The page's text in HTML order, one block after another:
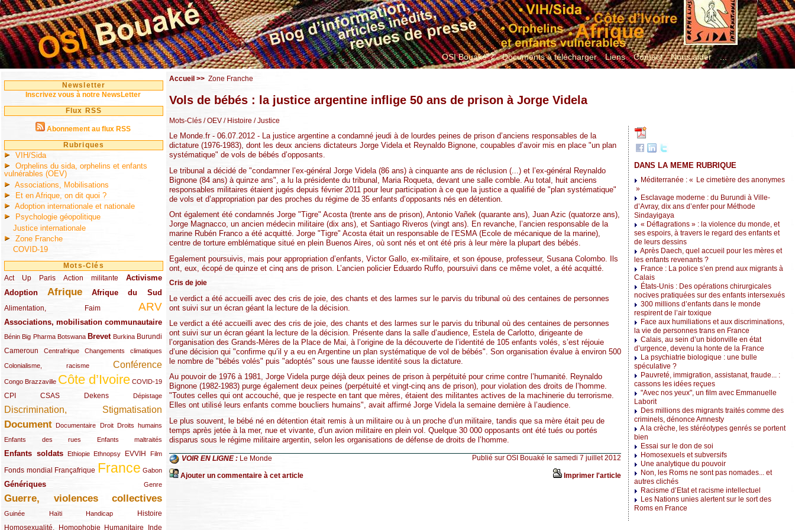
OSI Bouaké ? Documents à télécharger Liens Contact Nous aider ...
Newsletter
Inscrivez vous à notre NewsLetter
Flux RSS
Abonnement au flux RSS
Rubriques
VIH/Sida
Orphelins du sida, orphelins et enfants
vulnérables (OEV)
Associations, Mobilisations
Et en Afrique, on dit quoi ?
Adoption internationale et nationale
Psychologie géopolitique
Justice internationale
Zone Franche
COVID-19
Mots-Clés
Act Up Paris
(49/289) Action militante
(32/289) Activisme
(73/289)
Adoption
(82/289) Afrique
(161/289) Afrique du Sud
(73/289)
Alimentation, Faim
(48/289) ARV
(203/289)
Associations, mobilisation communautaire
(65/289)
Bénin
(13/289)Big Pharma
(16/289) Botswana
(9/289) Brevet
(83/289) Burkina
(18/289) Burundi
(30/289)
Cameroun
(47/289) Centrafrique
(23/289) Changements climatiques
(10/289)
Colonialisme, racisme
(19/289) Conférence
(118/289)
Congo Brazzaville
(24/289) Côte d’Ivoire
(263/289) COVID-19
(13/289)
CPI
(48/289) CSAS
(32/289) Dekens
(29/289) Dépistage
(19/289)
Discrimination, Stigmatisation
(131/289)
Document
(145/289) Documentaire
(9/289) Droit
(20/289) Droits humains
(22/289)
Enfants des rues
(21/289) Enfants maltraités
(10/289)
Enfants soldats
(68/289) Ethiopie
(12/289) Ethnopsy
(15/289) EVVIH
(55/289) Film
(22/289)
Fonds mondial
(48/289) Françafrique
(39/289) France
(289/289) Gabon
(12/289)
Génériques
(59/289) Genre
(22/289)
Guerre, violences collectives
(149/289)
Guinée
(12/289) Haïti
(15/289) Handicap
(10/289) Histoire
(49/289)
Homosexualité, Homophobie
(44/289) Humanitaire
(47/289) Inde
(34/289)
Accueil >> Zone Franche
Vols de bébés : la justice argentine inflige 50 ans de prison à Jorge Videla
Mots-Clés / OEV / Histoire / Justice
Le Monde.fr - 06.07.2012 - La justice argentine a condamné jeudi à de lourdes peines de prison d’anciens responsables de la
dictature (1976-1983), dont les deux anciens dictateurs Jorge Videla et Reynaldo Bignone, coupables d’avoir mis en place "un plan
systématique" de vols de bébés d’opposants.
Le tribunal a décidé de "condamner l’ex-général Jorge Videla (86 ans) à cinquante ans de réclusion (...) et l’ex-général Reynaldo
Bignone (84 ans) à quinze ans", a lu la présidente du tribunal, Maria Roqueta, devant une salle comble. Au total, huit anciens
responsables militaires étaient jugés depuis février 2011 pour leur participation à ce que la justice a qualifié de "plan systématique"
de vols et d’appropriation par des proches du régime de 35 enfants d’opposants nés en détention.
Ont également été condamnés Jorge "Tigre" Acosta (trente ans de prison), Antonio Vañek (quarante ans), Juan Azic (quatorze ans),
Jorge Magnacco, un ancien médecin militaire (dix ans), et Santiago Riveros (vingt ans). En revanche, l’ancien responsable de la
marine Rubén Franco a été acquitté. Jorge "Tigre" Acosta était un responsable de l’ESMA (Ecole de mécanique de la marine),
centre de torture emblématique situé en plein Buenos Aires, où sont nés et ont été pris à leur mère la plupart des bébés.
Egalement poursuivis, mais pour appropriation d’enfants, Victor Gallo, ex-militaire, et son épouse, professeur, Susana Colombo. Ils
ont, eux, écopé de quinze et cinq ans de prison. L’ancien policier Eduardo Ruffo, poursuivi dans ce même volet, a été acquitté.
Cris de joie
Le verdict a été accueilli avec des cris de joie, des chants et des larmes sur le parvis du tribunal où des centaines de personnes
ont suivi sur un écran géant la lecture de la décision.
Le verdict a été accueilli avec des cris de joie, des chants et des larmes sur le parvis du tribunal où des centaines de personnes
ont suivi sur un écran géant la lecture de la décision. Présente dans la salle d’audience, Estela de Carlotto, dirigeante de
l’organisation des Grands-Mères de la Place de Mai, à l’origine de la découverte de l’identité de 105 enfants volés, s’est réjouie
d’une décision qui "confirme qu’il y a eu en Argentine un plan systématique de vol de bébés". Son organisation évalue à environ 500
le nombre de "bébés volés" puis "adoptés" sous une fausse identité sous la dictature.
Au pouvoir de 1976 à 1981, Jorge Videla purge déjà deux peines de prison à perpétuité pour crime contre l’humanité. Reynaldo
Bignone (1982-1983) purge également deux peines (perpétuité et vingt-cinq ans de prison), pour violation des droits de l’homme.
"Toutes celles qui ont accouché, que je respecte en tant que mères, étaient des militantes actives de la machinerie du terrorisme.
Elles ont utilisé leurs enfants comme boucliers humains", avait affirmé Jorge Videla la semaine dernière à l’audience.
Le plus souvent, le bébé né en détention était remis à un militaire ou à un proche d’un militaire, tandis que sa mère était peu de
temps après jetée à la mer, nue et vivante, d’un avion militaire en plein vol. Quelque 30 000 opposants ont été tués ou portés
disparus sous le régime militaire argentin, selon les organisations de défense de droits de l’homme.
VOIR EN LIGNE : Le Monde Publié sur OSI Bouaké le samedi 7 juillet 2012
Ajouter un commentaire à cet article Imprimer l'article
DANS LA MEME RUBRIQUE
Méditerranée : « Le cimetière des anonymes
»
Esclavage moderne : du Burundi à Ville-
d’Avray, dix ans d’enfer pour Méthode
Sindayigaya
« Déflagrations » : la violence du monde, et
ses espoirs, à travers le regard des enfants et
de leurs dessins
Après Daech, quel accueil pour les mères et
les enfants revenants ?
France : La police s’en prend aux migrants à
Calais
États-Unis : Des opérations chirurgicales
nocives pratiquées sur des enfants intersexués
300 millions d’enfants dans le monde
respirent de l’air toxique
Face aux humiliations et aux discriminations,
la vie de personnes trans en France
Calais, au sein d’un bidonville en état
d’urgence, devenu la honte de la France
La psychiatrie biologique : une bulle
spéculative ?
Pauvreté, immigration, assistanat, fraude... :
cassons les idées reçues
"Avec nos yeux", un film avec Emmanuelle
Laborit
Des millions des migrants traités comme des
criminels, dénonce Amnesty
A la crèche, les stéréotypes genrés se portent
bien
Essai sur le don de soi
Homosexuels et subversifs
Une analytique du pouvoir
Non, les Roms ne sont pas nomades... et
autres clichés
Racisme d’Etat et racisme intellectuel
Les Nations unies alertent sur le sort des
Roms en France